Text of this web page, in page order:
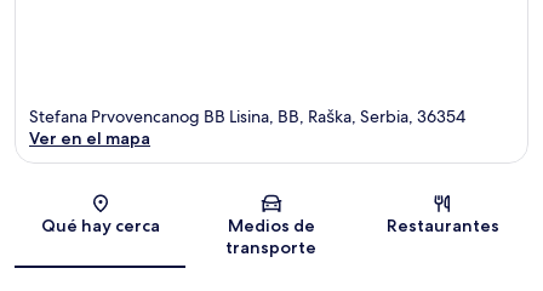
Sección del mapa
Stefana Prvovencanog BB Lisina, BB, Raška, Serbia, 36354
Ver en el mapa
Qué hay cerca
Medios de
transporte
Restaurantes